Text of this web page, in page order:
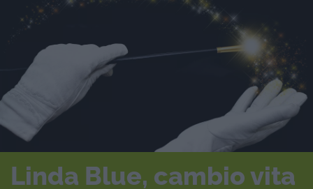
Linda Blue, cambio vita